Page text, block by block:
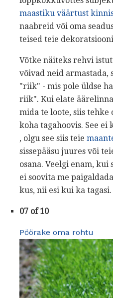
maastiku väärtust
naabreid või oma
teised teie
Võtke näiteks rehvi
võivad neid armastada,
"riik" - mis pole üldse
riik". Kui elate
mida te loote, siis
koha tagahoovis. See ei
, olgu see siis teie
sissepääsu juures või
osana. Veelgi enam,
ei soovita me
kus, nii esi kui ka tagasi.
07 of 10
Pöörake oma rohtu